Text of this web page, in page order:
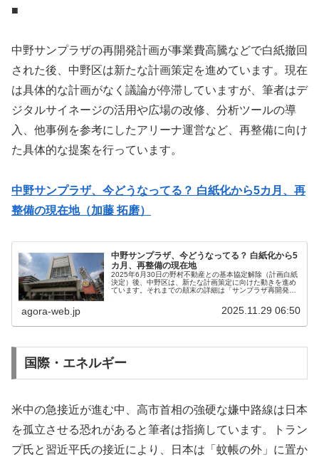
■
中野サンプラザの再開発計画が事業費高騰などで白紙撤回
された後、中野区は新たな計画策定を進めています。現在
は具体的な計画がなく議論が停滞していますが、筆者はデ
ジタルサイネージの活用や広場の改修、分析ツールの導
入、他事例を参考にしたアリーナ運営など、再整備に向け
た具体的な提案を行っています。
中野サンプラザ、今どうなってる？ 白紙化から5カ月、再
整備の現在地（加藤 拓磨）
中野サンプラザ、今どうなってる？ 白紙化から5
カ月、再整備の現在地
2025年6月30日の野村不動産との基本協定解除（計画白紙
決定）後、中野区は、新たな計画策定に向けた動きを進め
ています。それまでの顛末の詳細は「サンプラザ再開発計
agora-web.jp 2025.11.29 06:50
国際・エネルギー
米中の急接近が進む中、高市首相の強硬な嫌中路線は日本
を孤立させる恐れがあると筆者は指摘しています。トラン
プ氏と習近平氏の接近により、日本は「蚊帳の外」に置か